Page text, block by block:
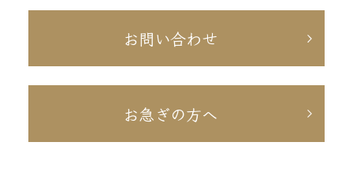
お問い合わせ
お急ぎの方へ